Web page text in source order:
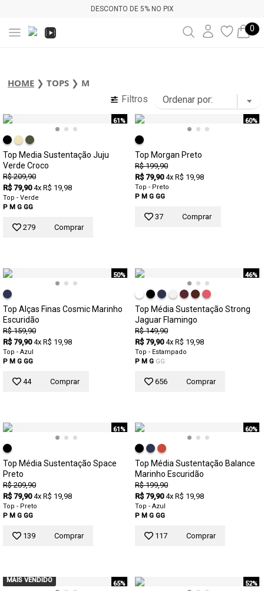
DESCONTO DE 5% NO PIX
0
HOME ❯ TOPS ❯ M
Filtros
61%
Top Media Sustentação Juju
Verde Croco
R$ 209,90
R$ 79,90 4x R$ 19,98
Top - Verde
P M G GG
279 Comprar
60%
Top Morgan Preto
R$ 199,90
R$ 79,90 4x R$ 19,98
Top - Preto
P M G GG
37 Comprar
50%
Top Alças Finas Cosmic Marinho
Escuridão
R$ 159,90
R$ 79,90 4x R$ 19,98
Top - Azul
P M G GG
44 Comprar
46%
Top Média Sustentação Strong
Jaguar Flamingo
R$ 149,90
R$ 79,90 4x R$ 19,98
Top - Estampado
P M G GG
656 Comprar
61%
Top Média Sustentação Space
Preto
R$ 209,90
R$ 79,90 4x R$ 19,98
Top - Preto
P M G GG
139 Comprar
60%
Top Média Sustentação Balance
Marinho Escuridão
R$ 199,90
R$ 79,90 4x R$ 19,98
Top - Azul
P M G GG
117 Comprar
65%
MAIS VENDIDO 52%